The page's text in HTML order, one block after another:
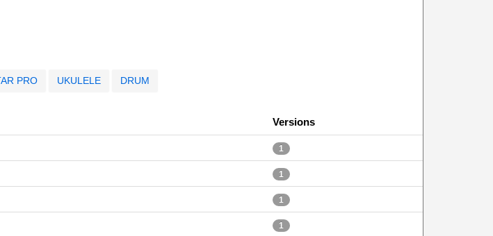
PRO UKULELE DRUM
Versions
1
1
1
1